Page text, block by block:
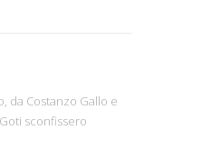
da Costanzo Gallo e
sconfissero